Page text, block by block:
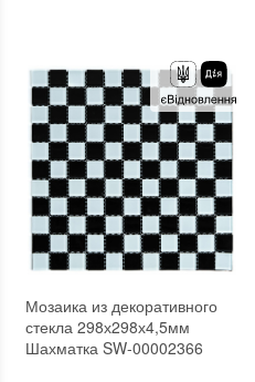
Основа: Самоклейка, Сетка
Назначение:
В интерьере, Для бани, Для бассейна, Для ванной комнаты и туалета, Для гостинной, Для душевой, Для кухни, Для спальни, Для фартука
Вес модуля: 0.57 кг
Размеры чипа: 25x25 мм
Толщина чипа: 4.5 мм
Площадь модуля: 0,088 м²
Страна производителя: Китай
Бренд: Sticker Wall
Тип поверхности: Глянцевая
Мозаика из декоративного
стекла 298х298х4,5мм
Шахматка SW-00002366